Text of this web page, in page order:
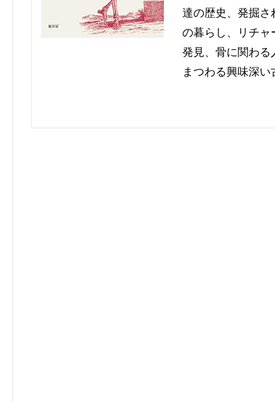
達の歴史、発掘さ
の暮らし、リチャ
発見、骨に関わる
まつわる興味深